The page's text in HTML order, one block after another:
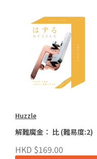
Huzzle
解難魔金： 比 (難易度:2)
HKD $169.00